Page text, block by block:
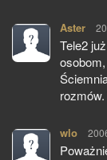
Aster
Tele2
wlo